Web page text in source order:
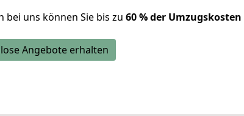
uns können Sie bis zu 60 % der
Angebote erhalten